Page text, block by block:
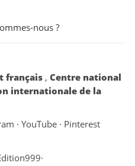
nous ?
français , Centre national
internationale de la
· YouTube · Pinterest
·